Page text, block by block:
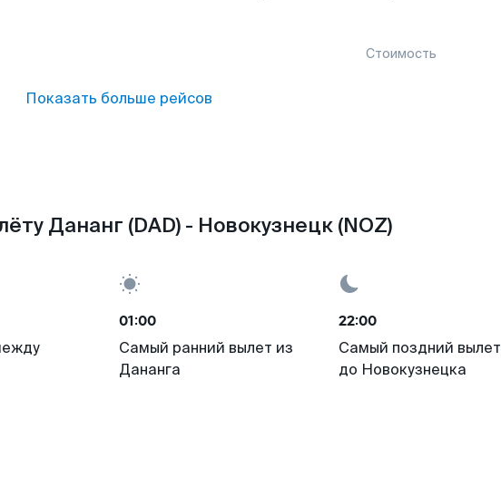
Стоимость
Показать больше рейсов
Дананг (DAD) - Новокузнецк (NOZ)
01:00
Самый ранний вылет из
Дананга
22:00
Самый поздний вылет
до Новокузнецка